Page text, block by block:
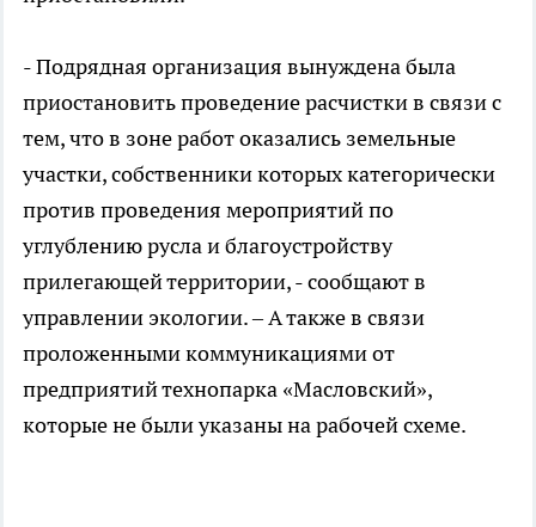
- Подрядная организация вынуждена была
приостановить проведение расчистки в связи с
тем, что в зоне работ оказались земельные
участки, собственники которых категорически
против проведения мероприятий по
углублению русла и благоустройству
прилегающей территории, - сообщают в
управлении экологии. – А также в связи
проложенными коммуникациями от
предприятий технопарка «Масловский»,
которые не были указаны на рабочей схеме.